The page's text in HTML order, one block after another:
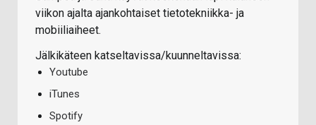
viikon ajalta ajankohtaiset tietotekniikka- ja
mobiiliaiheet.
Jälkikäteen katseltavissa/kuunneltavissa:
Youtube
iTunes
Spotify